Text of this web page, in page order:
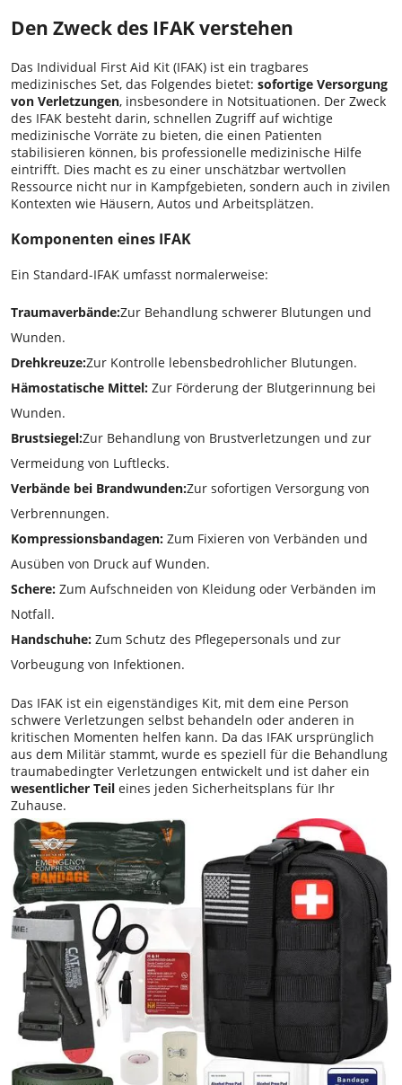
Den Zweck des IFAK verstehen
Das Individual First Aid Kit (IFAK) ist ein tragbares
medizinisches Set, das Folgendes bietet: sofortige Versorgung
von Verletzungen, insbesondere in Notsituationen. Der Zweck
des IFAK besteht darin, schnellen Zugriff auf wichtige
medizinische Vorräte zu bieten, die einen Patienten
stabilisieren können, bis professionelle medizinische Hilfe
eintrifft. Dies macht es zu einer unschätzbar wertvollen
Ressource nicht nur in Kampfgebieten, sondern auch in zivilen
Kontexten wie Häusern, Autos und Arbeitsplätzen.
Komponenten eines IFAK
Ein Standard-IFAK umfasst normalerweise:
Traumaverbände:Zur Behandlung schwerer Blutungen und
Wunden.
Drehkreuze:Zur Kontrolle lebensbedrohlicher Blutungen.
Hämostatische Mittel: Zur Förderung der Blutgerinnung bei
Wunden.
Brustsiegel:Zur Behandlung von Brustverletzungen und zur
Vermeidung von Luftlecks.
Verbände bei Brandwunden:Zur sofortigen Versorgung von
Verbrennungen.
Kompressionsbandagen: Zum Fixieren von Verbänden und
Ausüben von Druck auf Wunden.
Schere: Zum Aufschneiden von Kleidung oder Verbänden im
Notfall.
Handschuhe: Zum Schutz des Pflegepersonals und zur
Vorbeugung von Infektionen.
Das IFAK ist ein eigenständiges Kit, mit dem eine Person
schwere Verletzungen selbst behandeln oder anderen in
kritischen Momenten helfen kann. Da das IFAK ursprünglich
aus dem Militär stammt, wurde es speziell für die Behandlung
traumabedingter Verletzungen entwickelt und ist daher ein
wesentlicher Teil eines jeden Sicherheitsplans für Ihr
Zuhause.